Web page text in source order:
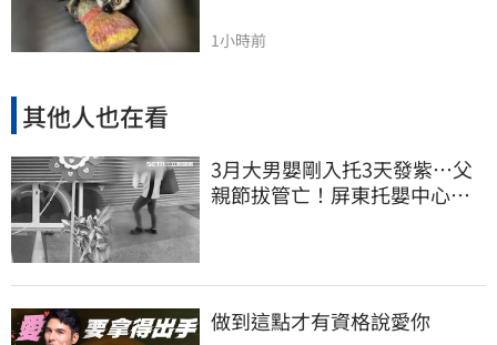
1小時前
其他人也在看
3月大男嬰剛入托3天發紫…父
親節拔管亡！屏東托嬰中心回9
做到這點才有資格說愛你